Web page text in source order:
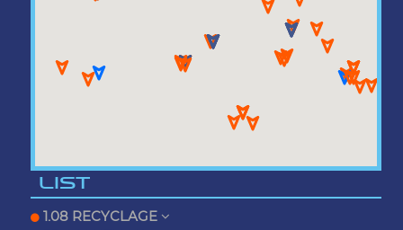
LIST
1.08 RECYCLAGE